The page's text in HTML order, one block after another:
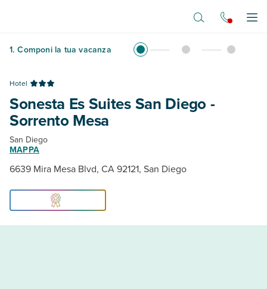
1. Componi la tua vacanza
Hotel
Sonesta Es Suites San Diego -
Sorrento Mesa
San Diego
MAPPA
6639 Mira Mesa Blvd, CA 92121, San Diego